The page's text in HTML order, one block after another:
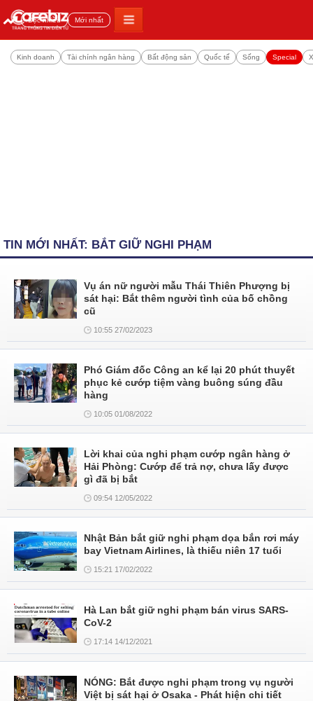
Đọc nhiều Mới nhất
Kinh doanh Tài chính ngân hàng Bất động sản Quốc tế Sống Special
TIN MỚI NHẤT: BẮT GIỮ NGHI PHẠM
Vụ án nữ người mẫu Thái Thiên Phượng bị
sát hại: Bắt thêm người tình của bố chồng
cũ
10:55 27/02/2023
Phó Giám đốc Công an kể lại 20 phút thuyết
phục kẻ cướp tiệm vàng buông súng đầu
hàng
10:05 01/08/2022
Lời khai của nghi phạm cướp ngân hàng ở
Hải Phòng: Cướp để trả nợ, chưa lấy được
gì đã bị bắt
09:54 12/05/2022
Nhật Bản bắt giữ nghi phạm dọa bắn rơi máy
bay Vietnam Airlines, là thiếu niên 17 tuổi
15:21 17/02/2022
Hà Lan bắt giữ nghi phạm bán virus SARS-
CoV-2
17:14 14/12/2021
NÓNG: Bắt được nghi phạm trong vụ người
Việt bị sát hại ở Osaka - Phát hiện chi tiết